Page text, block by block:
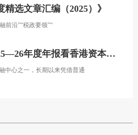
精选文章汇编（2025）》
前沿”“税政要领”“
年报看香港资本市场发展的新方向
中心之一，长期以来凭借普通